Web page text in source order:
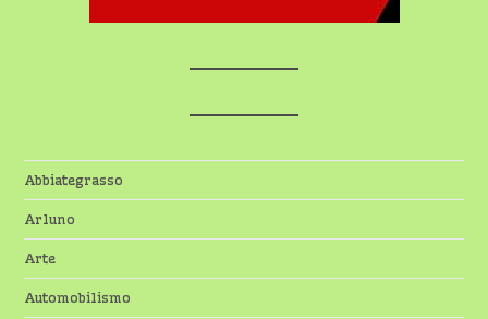
Abbiategrasso
Arluno
Arte
Automobilismo